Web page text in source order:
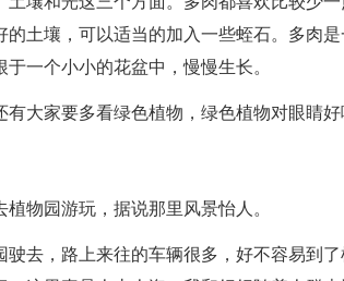
的土壤，可以适当的加入一些蛭石。多肉
一个小小的花盆中，慢慢生长。
大家要多看绿色植物，绿色植物对眼睛好
物园游玩，据说那里风景怡人。
驶去，路上来往的车辆很多，好不容易到